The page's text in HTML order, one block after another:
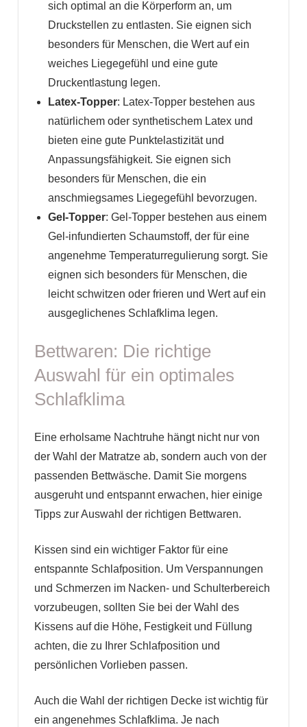
sich optimal an die Körperform an, um
Druckstellen zu entlasten. Sie eignen sich
besonders für Menschen, die Wert auf ein
weiches Liegegefühl und eine gute
Druckentlastung legen.
Latex-Topper: Latex-Topper bestehen aus
natürlichem oder synthetischem Latex und
bieten eine gute Punktelastizität und
Anpassungsfähigkeit. Sie eignen sich
besonders für Menschen, die ein
anschmiegsames Liegegefühl bevorzugen.
Gel-Topper: Gel-Topper bestehen aus einem
Gel-infundierten Schaumstoff, der für eine
angenehme Temperaturregulierung sorgt. Sie
eignen sich besonders für Menschen, die
leicht schwitzen oder frieren und Wert auf ein
ausgeglichenes Schlafklima legen.
Bettwaren: Die richtige
Auswahl für ein optimales
Schlafklima
Eine erholsame Nachtruhe hängt nicht nur von
der Wahl der Matratze ab, sondern auch von der
passenden Bettwäsche. Damit Sie morgens
ausgeruht und entspannt erwachen, hier einige
Tipps zur Auswahl der richtigen Bettwaren.
Kissen sind ein wichtiger Faktor für eine
entspannte Schlafposition. Um Verspannungen
und Schmerzen im Nacken- und Schulterbereich
vorzubeugen, sollten Sie bei der Wahl des
Kissens auf die Höhe, Festigkeit und Füllung
achten, die zu Ihrer Schlafposition und
persönlichen Vorlieben passen.
Auch die Wahl der richtigen Decke ist wichtig für
ein angenehmes Schlafklima. Je nach